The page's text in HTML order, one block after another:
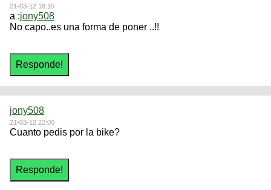
21-03-12 18:15
a :jony508
No capo..es una forma de poner ..!!
jony508
21-03-12 22:00
Cuanto pedis por la bike?